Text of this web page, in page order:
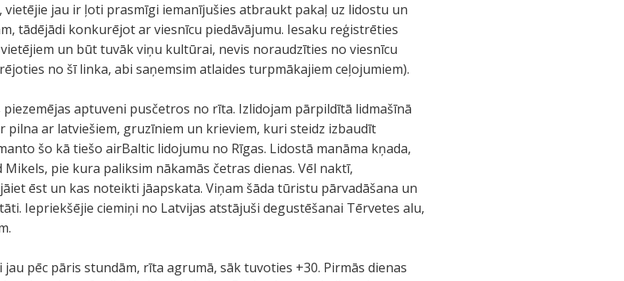
jau ir ļoti prasmīgi iemanījušies atbraukt pakaļ uz lidostu un
tādējādi konkurējot ar viesnīcu piedāvājumu. Iesaku reģistrēties
un būt tuvāk viņu kultūrai, nevis noraudzīties no viesnīcu
no šī linka, abi saņemsim atlaides turpmākajiem ceļojumiem).
aptuveni pusčetros no rīta. Izlidojam pārpildītā lidmašīnā
pilna ar latviešiem, gruzīniem un krieviem, kuri steidz izbaudīt
šo kā tiešo airBaltic lidojumu no Rīgas. Lidostā manāma kņada,
pie kura paliksim nākamās četras dienas. Vēl naktī,
ēst un kas noteikti jāapskata. Viņam šāda tūristu pārvadāšana un
Iepriekšējie ciemiņi no Latvijas atstājuši degustēšanai Tērvetes alu,
pēc pāris stundām, rīta agrumā, sāk tuvoties +30. Pirmās dienas